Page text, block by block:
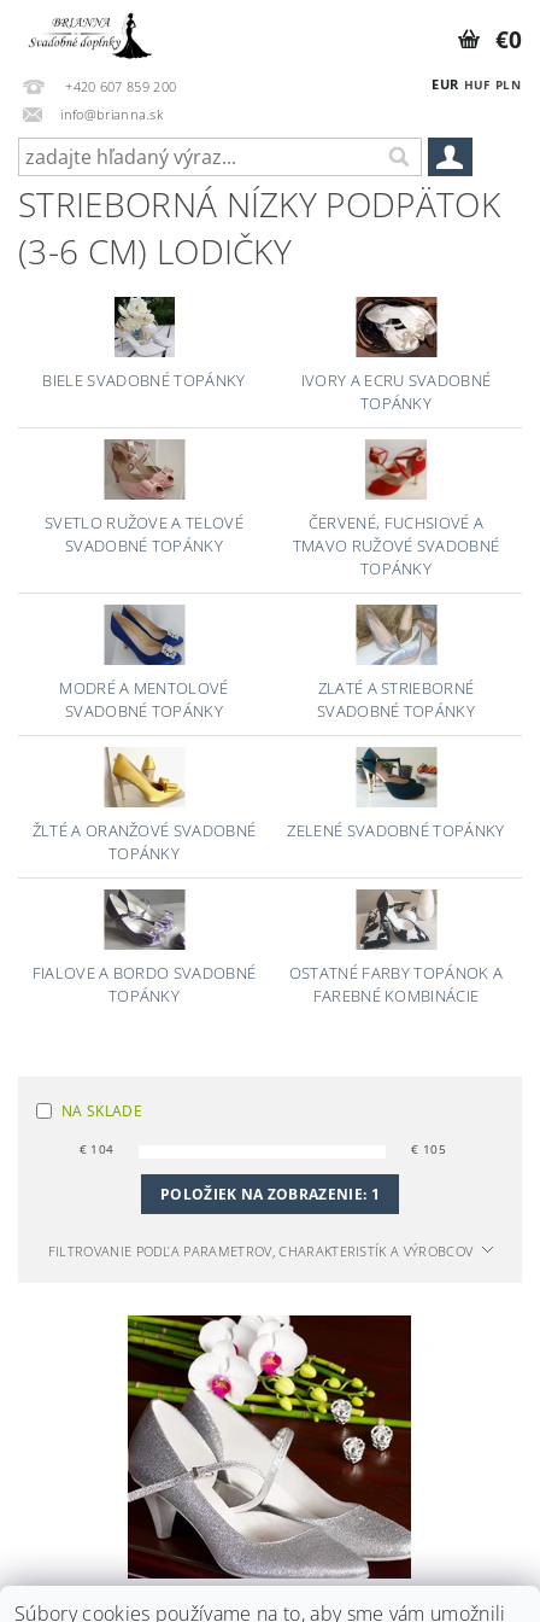
+420 607 859 200
info@brianna.sk
EUR HUF PLN
€0
STRIEBORNÁ NÍZKY PODPÄTOK
(3-6 CM) LODIČKY
BIELE SVADOBNÉ TOPÁNKY
IVORY A ECRU SVADOBNÉ
TOPÁNKY
SVETLO RUŽOVE A TELOVÉ
SVADOBNÉ TOPÁNKY
ČERVENÉ, FUCHSIOVÉ A
TMAVO RUŽOVÉ SVADOBNÉ
TOPÁNKY
MODRÉ A MENTOLOVÉ
SVADOBNÉ TOPÁNKY
ZLATÉ A STRIEBORNÉ
SVADOBNÉ TOPÁNKY
ŽLTÉ A ORANŽOVÉ SVADOBNÉ
TOPÁNKY
ZELENÉ SVADOBNÉ TOPÁNKY
FIALOVE A BORDO SVADOBNÉ
TOPÁNKY
OSTATNÉ FARBY TOPÁNOK A
FAREBNÉ KOMBINÁCIE
NA SKLADE
€ 104 € 105
POLOŽIEK NA ZOBRAZENIE: 1
FILTROVANIE PODĽA PARAMETROV, CHARAKTERISTÍK A VÝROBCOV
TRBLIETAVÉ SVADOBNÉ LODIČKY - STRIEBORNÉ
Súbory cookies používame na to, aby sme vám umožnili